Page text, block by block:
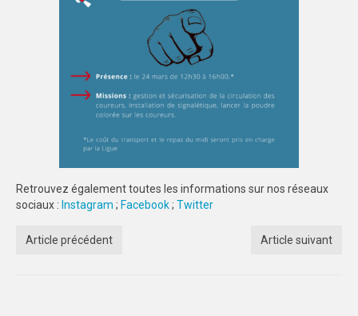
COMMUNICATION
MAG DU SPORT-U
PHOTOTHÈQUE
BESANÇON
DIJON
VIDÉOTHÈQUE
LOGOTHÈQUE
Retrouvez également toutes les informations sur nos réseaux
sociaux : Instagram ; Facebook; Twitter
Article précédent Article suivant